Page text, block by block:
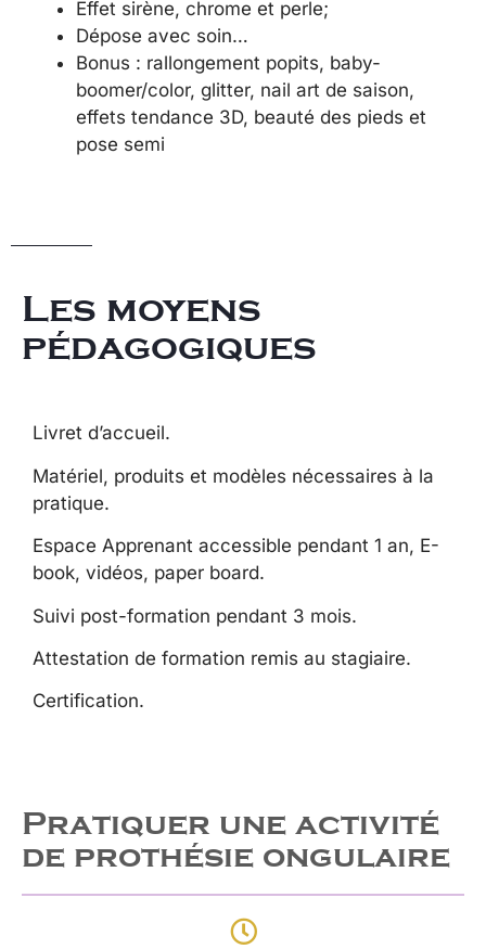
Effet sirène, chrome et perle;
Dépose avec soin…
Bonus : rallongement popits, baby-
boomer/color, glitter, nail art de saison,
effets tendance 3D, beauté des pieds et
pose semi
Les moyens
pédagogiques
Livret d’accueil.
Matériel, produits et modèles nécessaires à la
pratique.
Espace Apprenant accessible pendant 1 an, E-
book, vidéos, paper board.
Suivi post-formation pendant 3 mois.
Attestation de formation remis au stagiaire.
Certification.
Pratiquer une activité
de prothésie ongulaire